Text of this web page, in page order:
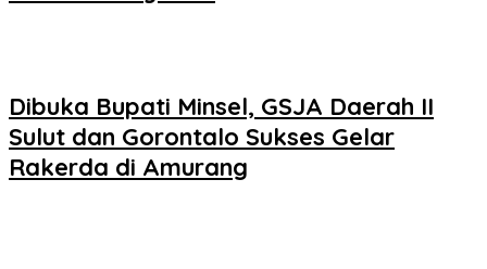
Dibuka Bupati Minsel, GSJA Daerah II
Sulut dan Gorontalo Sukses Gelar
Rakerda di Amurang